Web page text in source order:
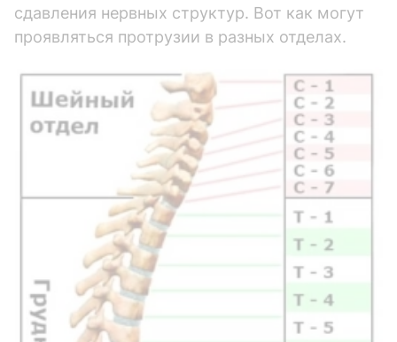
сдавления нервных структур. Вот как могут
проявляться протрузии в разных отделах.